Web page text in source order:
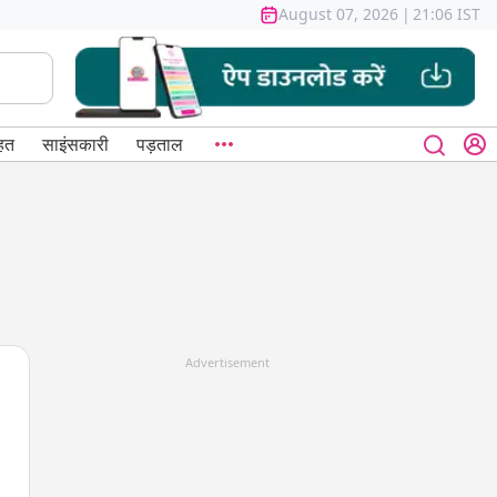
August 07, 2026 | 21:06 IST
साइंसकारी पड़ताल
Advertisement